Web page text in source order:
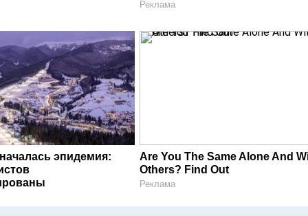
Реклама
эпидемия:
Are You The Same Alone And
Others? Find Out
Реклама